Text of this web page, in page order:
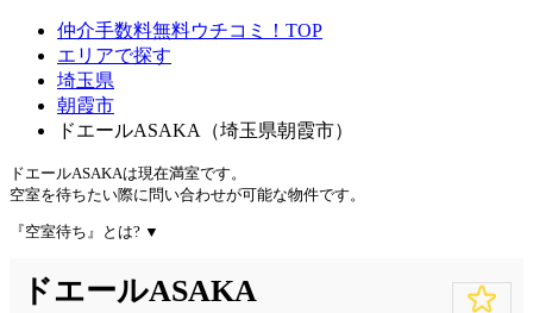
仲介手数料無料ウチコミ！TOP
エリアで探す
埼玉県
朝霞市
ドエールASAKA（埼玉県朝霞市）
ドエールASAKAは現在満室です。
空室を待ちたい際に問い合わせが可能な物件です。
『空室待ち』とは? ▼
ドエールASAKA